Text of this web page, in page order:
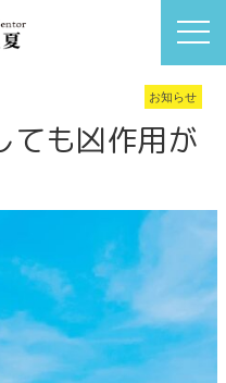
お知らせ
ても凶作用が